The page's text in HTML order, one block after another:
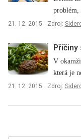
problém,
21. 12. 2015 Zdroj:
Příčiny
V
která je
21. 12. 2015 Zdroj: